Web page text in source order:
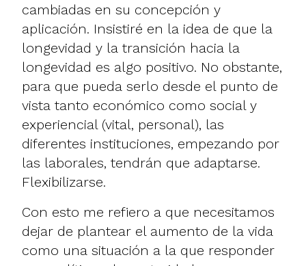
cambiadas en su concepción y
aplicación. Insistiré en la idea de que la
longevidad y la transición hacia la
longevidad es algo positivo. No obstante,
para que pueda serlo desde el punto de
vista tanto económico como social y
experiencial (vital, personal), las
diferentes instituciones, empezando por
las laborales, tendrán que adaptarse.
Flexibilizarse.
Con esto me refiero a que necesitamos
dejar de plantear el aumento de la vida
como una situación a la que responder